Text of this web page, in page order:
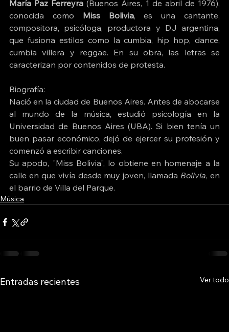
María Paz Ferreyra (Buenos Aires, 1 de abril de 1976),
conocida como Miss Bolivia, es una cantante
compositora, psicóloga, productora y DJ argentina,
que fusiona estilos como la cumbia, hip hop, dance
cumbia villera y reggae. En su obra, las letras se
caracterizan por contenidos de protesta.
Biografía:
Nació en la ciudad de Buenos Aires. Antes de abocarse
al mundo de la música, estudió psicología
Universidad de Buenos Aires (UBA). Si bien tenía un
buen pasar económico, dejó de ejercer su profesión y
comenzó a escribir canciones.
Su apodo, "Miss Bolivia", lo obtiene en homenaje a la
calle en que vivía desde muy joven, llamada Bolivia, en
el barrio de Villa del Parque.
Música
Entradas recientes Ver todo